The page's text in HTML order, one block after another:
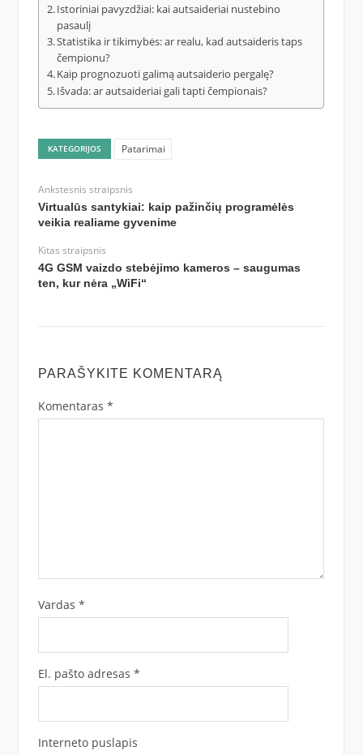
Istoriniai pavyzdžiai: kai autsaideriai nustebino
pasaulį
Statistika ir tikimybės: ar realu, kad autsaideris taps
čempionu?
Kaip prognozuoti galimą autsaiderio pergalę?
Išvada: ar autsaideriai gali tapti čempionais?
KATEGORIJOS Patarimai
Ankstesnis straipsnis
Virtualūs santykiai: kaip pažinčių programėlės
veikia realiame gyvenime
Kitas straipsnis
4G GSM vaizdo stebėjimo kameros – saugumas
ten, kur nėra „WiFi“
PARAŠYKITE KOMENTARĄ
Komentaras *
Vardas *
El. pašto adresas *
Interneto puslapis